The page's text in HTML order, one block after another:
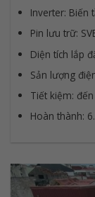
Inverter: Biến
Pin lưu trữ:
Diện tích lắp
Sản lượng
Tiết kiệm:
Hoàn thành: